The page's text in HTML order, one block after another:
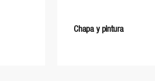
Chapa y pintura